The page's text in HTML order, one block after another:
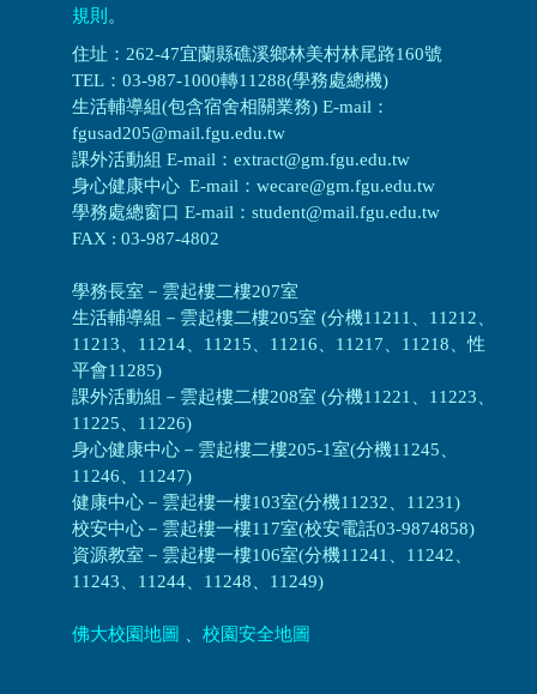
規則 。
住址：262-47宜蘭縣礁溪鄉林美村林尾路160號
TEL：03-987-1000轉11288(學務處總機)
生活輔導組(包含宿舍相關業務) E-mail：
fgusad205@mail.fgu.edu.tw
課外活動組 E-mail：extract@gm.fgu.edu.tw
身心健康中心 E-mail：wecare@gm.fgu.edu.tw
學務處總窗口 E-mail：student@mail.fgu.edu.tw
FAX : 03-987-4802
學務長室－雲起樓二樓207室
生活輔導組 － 雲起樓二樓205室 (分機11211、11212、
11213、11214、11215、11216、11217、11218、性
平會11285)
課外活動組 － 雲起樓二樓208室 (分機11221、11223、
11225、11226)
身心健康中心 － 雲起樓二樓205-1室(分機11245、
11246、11247)
健康中心－ 雲起樓一樓103室(分機11232、11231)
校安中心－ 雲起樓一樓117室(校安電話03-9874858)
資源教室 － 雲起樓一樓106室(分機11241、11242、
11243、11244、11248、11249)
佛大校園地圖 校園安全地圖